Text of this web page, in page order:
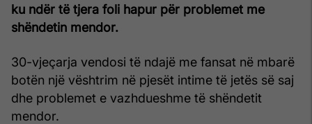
ku ndër të tjera foli hapur për problemet me
shëndetin mendor.
30-vjeçarja vendosi të ndajë me fansat në mbarë
botën një vështrim në pjesët intime të jetës së saj
dhe problemet e vazhdueshme të shëndetit
mendor.